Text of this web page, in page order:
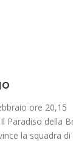
ore 20,15
Paradiso della
la squadra